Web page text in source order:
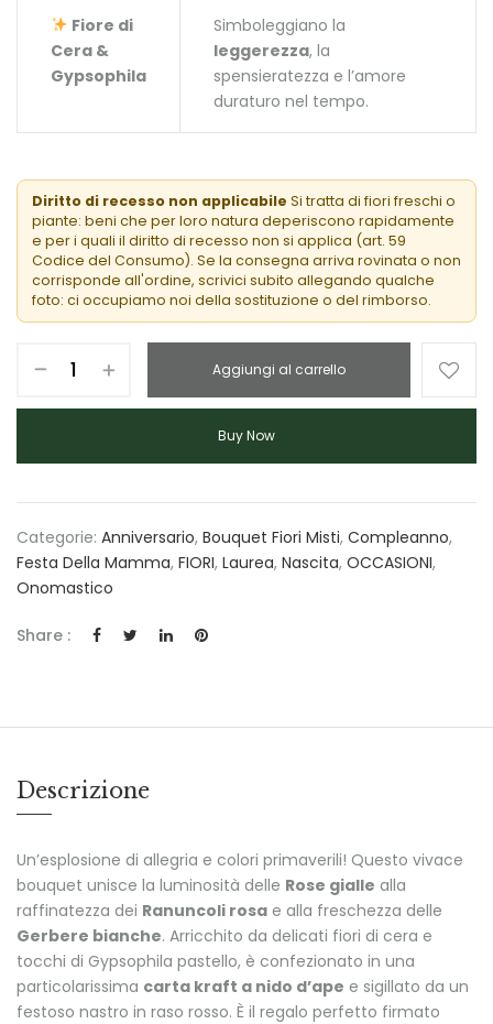
Fiore di
Cera &
Gypsophila
Simboleggiano la
leggerezza, la
spensieratezza e l’amore
duraturo nel tempo.
Diritto di recesso non applicabile Si tratta di fiori freschi o
piante: beni che per loro natura deperiscono rapidamente
e per i quali il diritto di recesso non si applica (art. 59
Codice del Consumo). Se la consegna arriva rovinata o non
corrisponde all'ordine, scrivici subito allegando qualche
foto: ci occupiamo noi della sostituzione o del rimborso.
Aggiungi al carrello
Buy Now
Categorie: Anniversario, Bouquet Fiori Misti, Compleanno,
Festa Della Mamma, FIORI, Laurea, Nascita, OCCASIONI,
Onomastico
Share :
Descrizione
Un’esplosione di allegria e colori primaverili! Questo vivace
bouquet unisce la luminosità delle Rose gialle alla
raffinatezza dei Ranuncoli rosa e alla freschezza delle
Gerbere bianche. Arricchito da delicati fiori di cera e
tocchi di Gypsophila pastello, è confezionato in una
particolarissima carta kraft a nido d’ape e sigillato da un
festoso nastro in raso rosso. È il regalo perfetto firmato